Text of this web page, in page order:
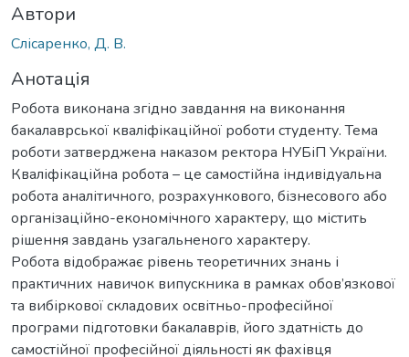
Автори
Слісаренко, Д. В.
Анотація
Робота виконана згідно завдання на виконання
бакалаврської кваліфікаційної роботи студенту. Тема
роботи затверджена наказом ректора НУБіП України.
Кваліфікаційна робота – це самостійна індивідуальна
робота аналітичного, розрахункового, бізнесового або
організаційно-економічного характеру, що містить
рішення завдань узагальненого характеру.
Робота відображає рівень теоретичних знань і
практичних навичок випускника в рамках обов’язкової
та вибіркової складових освітньо-професійної
програми підготовки бакалаврів, його здатність до
самостійної професійної діяльності як фахівця